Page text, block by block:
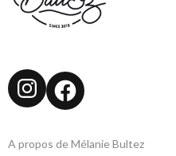
Instagram
Facebook
A propos de Mélanie Bultez